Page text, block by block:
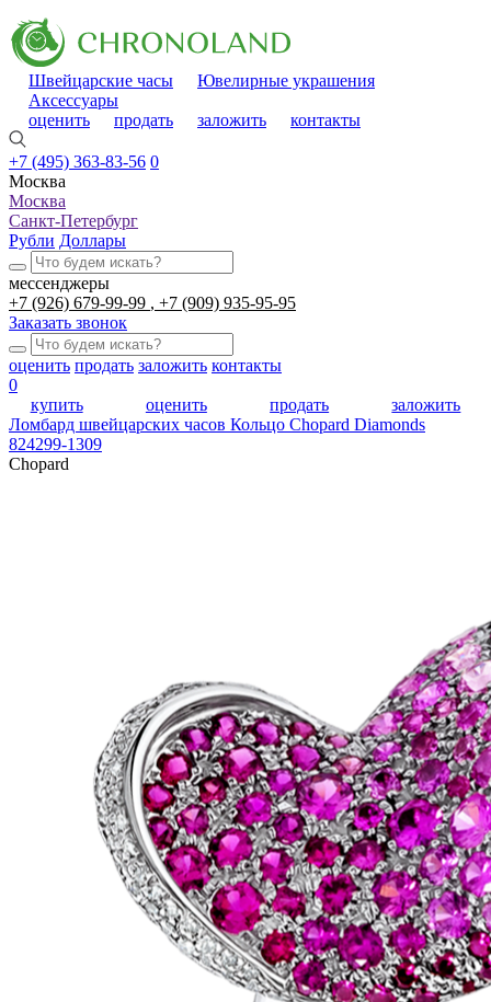
Швейцарские часы
Ювелирные украшения
Аксессуары
оценить
продать заложить контакты
+7 (495) 363-83-56 0
Москва
Москва
Санкт-Петербург
Рубли Доллары
мессенджеры
+7 (926) 679-99-99
+7 (909) 935-95-95
Заказать звонок
оценить продать заложить контакты
0
купить
оценить продать
заложить
Ломбард швейцарских часов Кольцо Chopard Diamonds
824299-1309
Chopard